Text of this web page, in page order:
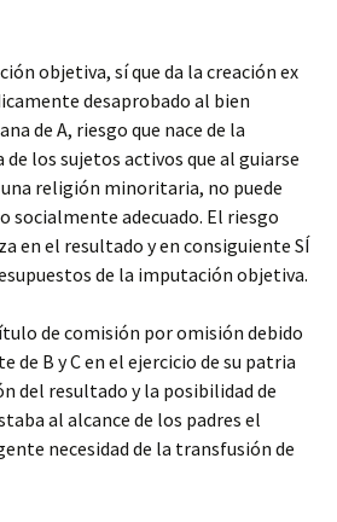
objetiva, sí que da la creación ex
desaprobado al bien
de A, riesgo que nace de la
los sujetos activos que al guiarse
religión minoritaria, no puede
socialmente adecuado. El riesgo
en el resultado y en consiguiente SÍ
de la imputación objetiva.
de comisión por omisión debido
de B y C en el ejercicio de su patria
del resultado y la posibilidad de
al alcance de los padres el
necesidad de la transfusión de